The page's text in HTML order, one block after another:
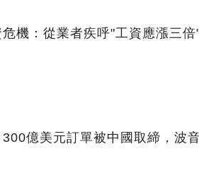
危機：從業者疾呼"工資應漲三
億美元訂單被中國取締，波